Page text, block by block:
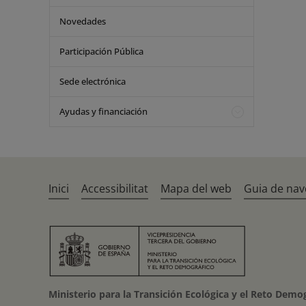
Novedades
Participación Pública
Sede electrónica
Ayudas y financiación
Inici Accessibilitat Mapa del web Guia de
Ministerio para la Transición Ecológica y el Reto